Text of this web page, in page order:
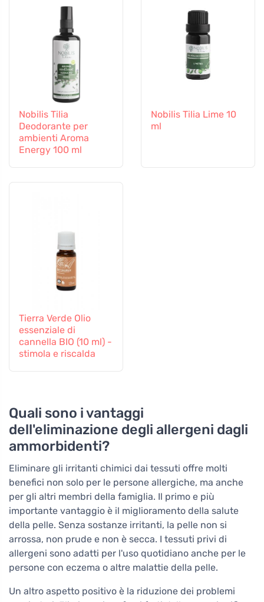
Nobilis Tilia
Deodorante per
ambienti Aroma
Energy 100 ml
Nobilis Tilia Lime 10
ml
Tierra Verde Olio
essenziale di
cannella BIO (10 ml) -
stimola e riscalda
Quali sono i vantaggi
dell'eliminazione degli allergeni dagli
ammorbidenti?
Eliminare gli irritanti chimici dai tessuti offre molti
benefici non solo per le persone allergiche, ma anche
per gli altri membri della famiglia. Il primo e più
importante vantaggio è il miglioramento della salute
della pelle. Senza sostanze irritanti, la pelle non si
arrossa, non prude e non è secca. I tessuti privi di
allergeni sono adatti per l'uso quotidiano anche per le
persone con eczema o altre malattie della pelle.
Un altro aspetto positivo è la riduzione dei problemi